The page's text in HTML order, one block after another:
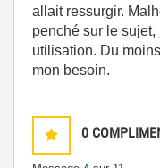
allait ressurgir.
penché sur le
utilisation. Du
mon besoin.
0